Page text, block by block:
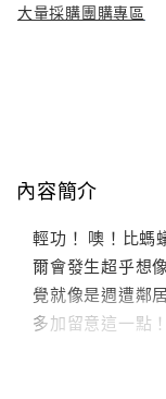
大量採購團購專區
內容簡介
輕功！ 噢！比螞
爾會發生超乎想
覺就像是週遭鄰
多加留意這一點！